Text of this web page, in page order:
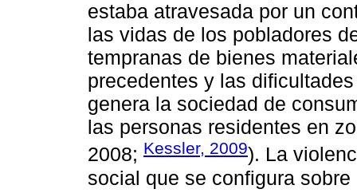
estaba atravesada por un
las vidas de los pobladores
tempranas de bienes
precedentes y las
genera la sociedad de
las personas residentes en
2008; Kessler, 2009). La
social que se configura